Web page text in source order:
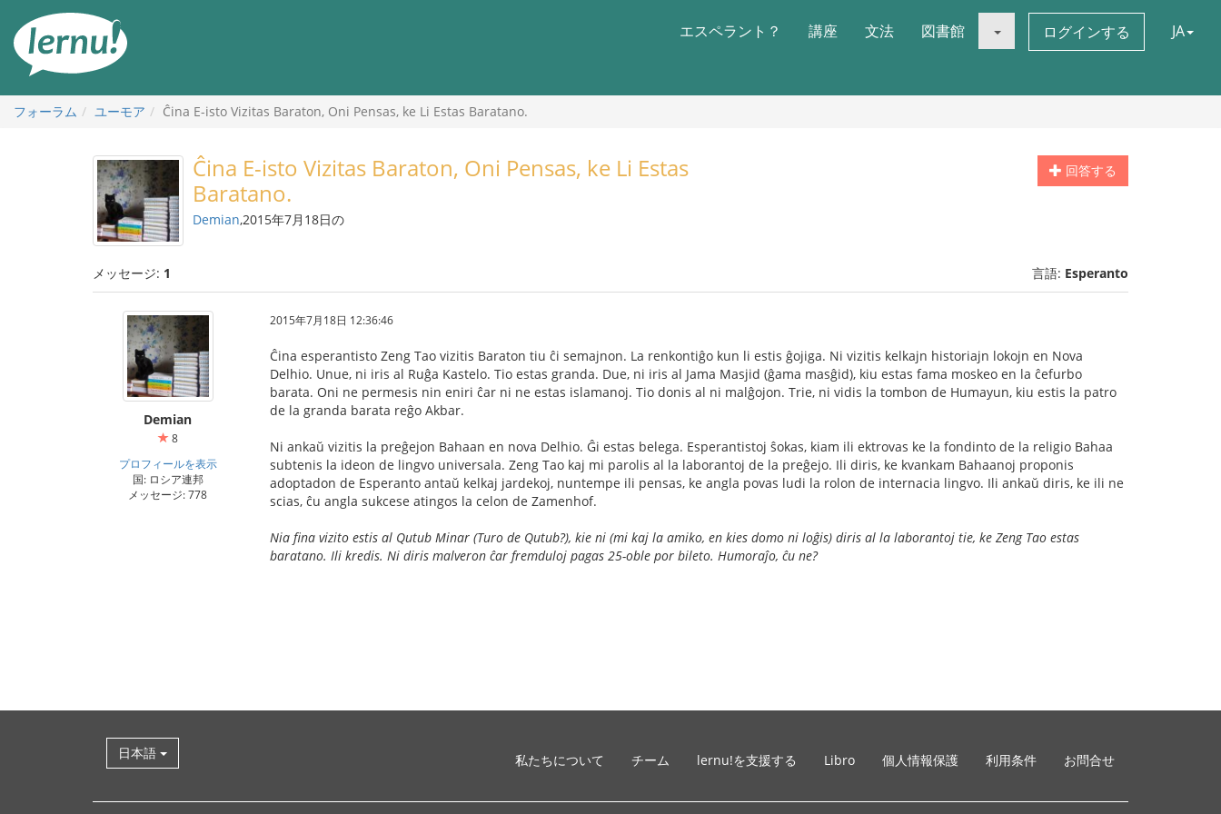
エスペラント？ 講座 文法 図書館 ログインする JA
フォーラム ユーモア Ĉina E-isto Vizitas Baraton, Oni Pensas, ke Li Estas Baratano.
回答する
Ĉina E-isto Vizitas Baraton, Oni Pensas, ke Li Estas
Baratano.
Demian,2015年7月18日の
メッセージ: 1 言語: Esperanto
Demian
8
プロフィールを表示
国: ロシア連邦
メッセージ: 778
2015年7月18日 12:36:46
Ĉina esperantisto Zeng Tao vizitis Baraton tiu ĉi semajnon. La renkontiĝo kun li estis ĝojiga. Ni vizitis kelkajn historiajn lokojn en Nova
Delhio. Unue, ni iris al Ruĝa Kastelo. Tio estas granda. Due, ni iris al Jama Masjid (ĝama masĝid), kiu estas fama moskeo en la ĉefurbo
barata. Oni ne permesis nin eniri ĉar ni ne estas islamanoj. Tio donis al ni malĝojon. Trie, ni vidis la tombon de Humayun, kiu estis la patro
de la granda barata reĝo Akbar.
Ni ankaŭ vizitis la preĝejon Bahaan en nova Delhio. Ĝi estas belega. Esperantistoj ŝokas, kiam ili ektrovas ke la fondinto de la religio Bahaa
subtenis la ideon de lingvo universala. Zeng Tao kaj mi parolis al la laborantoj de la preĝejo. Ili diris, ke kvankam Bahaanoj proponis
adoptadon de Esperanto antaŭ kelkaj jardekoj, nuntempe ili pensas, ke angla povas ludi la rolon de internacia lingvo. Ili ankaŭ diris, ke ili ne
scias, ĉu angla sukcese atingos la celon de Zamenhof.
Nia fina vizito estis al Qutub Minar (Turo de Qutub?), kie ni (mi kaj la amiko, en kies domo ni loĝis) diris al la laborantoj tie, ke Zeng Tao estas
baratano. Ili kredis. Ni diris malveron ĉar fremduloj pagas 25-oble por bileto. Humoraĵo, ĉu ne?
日本語 私たちについて チーム lernu!を支援する Libro 個人情報保護 利用条件 お問合せ